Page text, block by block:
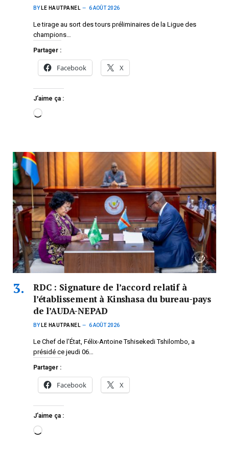
BY LE HAUTPANEL 6 AOÛT 2026
Le tirage au sort des tours préliminaires de la Ligue des
champions…
Partager :
Facebook X
J’aime ça :
RDC : Signature de l’accord relatif à
l’établissement à Kinshasa du bureau-pays
de l’AUDA-NEPAD
BY LE HAUTPANEL 6 AOÛT 2026
Le Chef de l’État, Félix-Antoine Tshisekedi Tshilombo, a
présidé ce jeudi 06…
Partager :
Facebook X
J’aime ça :